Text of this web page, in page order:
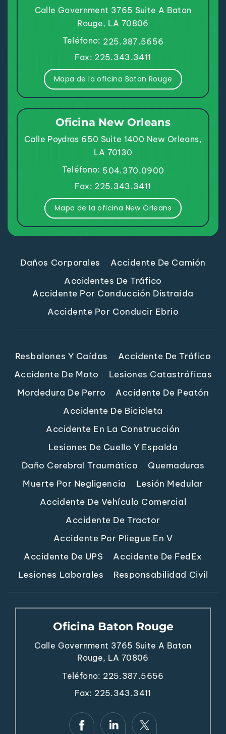
Calle Government 3765 Suite A Baton
Rouge, LA 70806
Teléfono: 225.387.5656
Fax: 225.343.3411
Mapa de la oficina Baton Rouge
Oficina New Orleans
Calle Poydras 650 Suite 1400 New Orleans,
LA 70130
Teléfono: 504.370.0900
Fax: 225.343.3411
Mapa de la oficina New Orleans
Daños Corporales
Accidente De Camión
Accidentes De Tráfico
Accidente Por Conducción Distraída
Accidente Por Conducir Ebrio
Resbalones Y Caídas
Accidente De Tráfico
Accidente De Moto
Lesiones Catastróficas
Mordedura De Perro
Accidente De Peatón
Accidente De Bicicleta
Accidente En La Construcción
Lesiones De Cuello Y Espalda
Daño Cerebral Traumático
Quemaduras
Muerte Por Negligencia
Lesión Medular
Accidente De Vehículo Comercial
Accidente De Tractor
Accidente Por Pliegue En V
Accidente De UPS
Accidente De FedEx
Lesiones Laborales
Responsabilidad Civil
Oficina Baton Rouge
Calle Government 3765 Suite A Baton
Rouge, LA 70806
Teléfono: 225.387.5656
Fax: 225.343.3411